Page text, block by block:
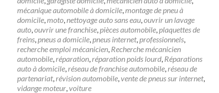
mécanique automobile à domicile,montage de pneu à
domicile,moto,nettoyage auto sans eau,ouvrir un lavage
auto,ouvrir une franchise,pièces automobile,plaquettes de
freins,pneus a domicile,pneus internet,professionnels,
recherche emploi mécanicien, Recherche mécanicien
automobile,réparation,réparation poids lourd, Réparations
auto à domicile,réseau de franchise automobile,réseau de
partenariat,révision automobile,vente de pneus sur internet,
vidange moteur,voiture